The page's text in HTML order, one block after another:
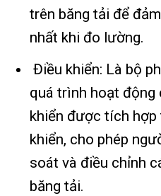
trên băng tải để
nhất khi đo lường.
Điều khiển: Là bộ
quá trình hoạt động
khiển được tích hợp
khiển, cho phép
soát và điều chỉnh
băng tải.